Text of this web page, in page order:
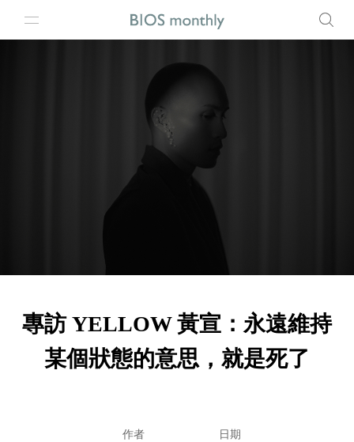
專訪 YELLOW 黃宣：永遠維持
某個狀態的意思，就是死了
作者 日期